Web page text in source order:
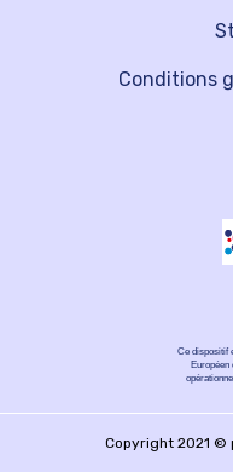
Conditions
Ce dispositif
Copyright 2021 ©